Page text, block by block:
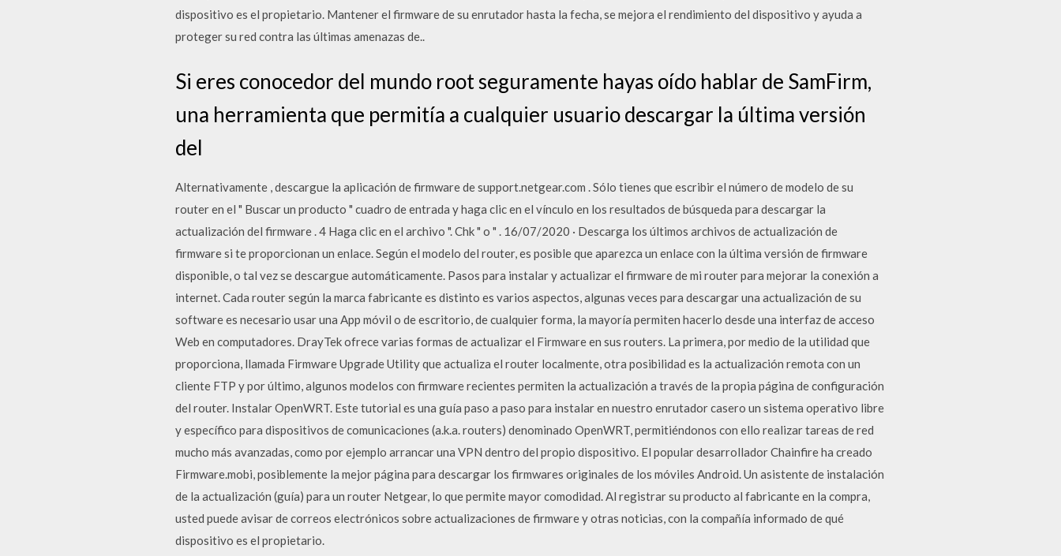
dispositivo es el propietario. Mantener el firmware de su enrutador hasta la fecha, se mejora el rendimiento del dispositivo y ayuda a
proteger su red contra las últimas amenazas de..
Si eres conocedor del mundo root seguramente hayas oído hablar de SamFirm,
una herramienta que permitía a cualquier usuario descargar la última versión
del
Alternativamente , descargue la aplicación de firmware de support.netgear.com . Sólo tienes que escribir el número de modelo de su
router en el " Buscar un producto " cuadro de entrada y haga clic en el vínculo en los resultados de búsqueda para descargar la
actualización del firmware . 4 Haga clic en el archivo ". Chk " o " . 16/07/2020 · Descarga los últimos archivos de actualización de
firmware si te proporcionan un enlace. Según el modelo del router, es posible que aparezca un enlace con la última versión de firmware
disponible, o tal vez se descargue automáticamente. Pasos para instalar y actualizar el firmware de mi router para mejorar la conexión a
internet. Cada router según la marca fabricante es distinto es varios aspectos, algunas veces para descargar una actualización de su
software es necesario usar una App móvil o de escritorio, de cualquier forma, la mayoría permiten hacerlo desde una interfaz de acceso
Web en computadores. DrayTek ofrece varias formas de actualizar el Firmware en sus routers. La primera, por medio de la utilidad que
proporciona, llamada Firmware Upgrade Utility que actualiza el router localmente, otra posibilidad es la actualización remota con un
cliente FTP y por último, algunos modelos con firmware recientes permiten la actualización a través de la propia página de configuración
del router. Instalar OpenWRT. Este tutorial es una guía paso a paso para instalar en nuestro enrutador casero un sistema operativo libre
y específico para dispositivos de comunicaciones (a.k.a. routers) denominado OpenWRT, permitiéndonos con ello realizar tareas de red
mucho más avanzadas, como por ejemplo arrancar una VPN dentro del propio dispositivo. El popular desarrollador Chainfire ha creado
Firmware.mobi, posiblemente la mejor página para descargar los firmwares originales de los móviles Android. Un asistente de instalación
de la actualización (guía) para un router Netgear, lo que permite mayor comodidad. Al registrar su producto al fabricante en la compra,
usted puede avisar de correos electrónicos sobre actualizaciones de firmware y otras noticias, con la compañía informado de qué
dispositivo es el propietario.